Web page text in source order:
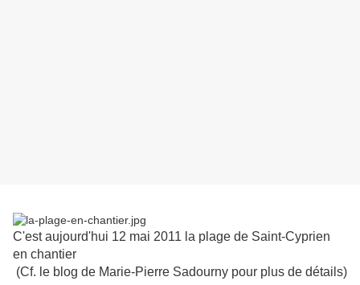
C'est aujourd'hui 12 mai 2011 la plage de Saint-Cyprien
en chantier
(Cf. le blog de Marie-Pierre Sadourny pour plus de détails)